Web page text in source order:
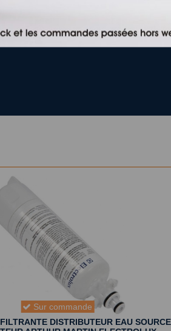
Sur commande
DISTRIBUTEUR EAU SOURCE